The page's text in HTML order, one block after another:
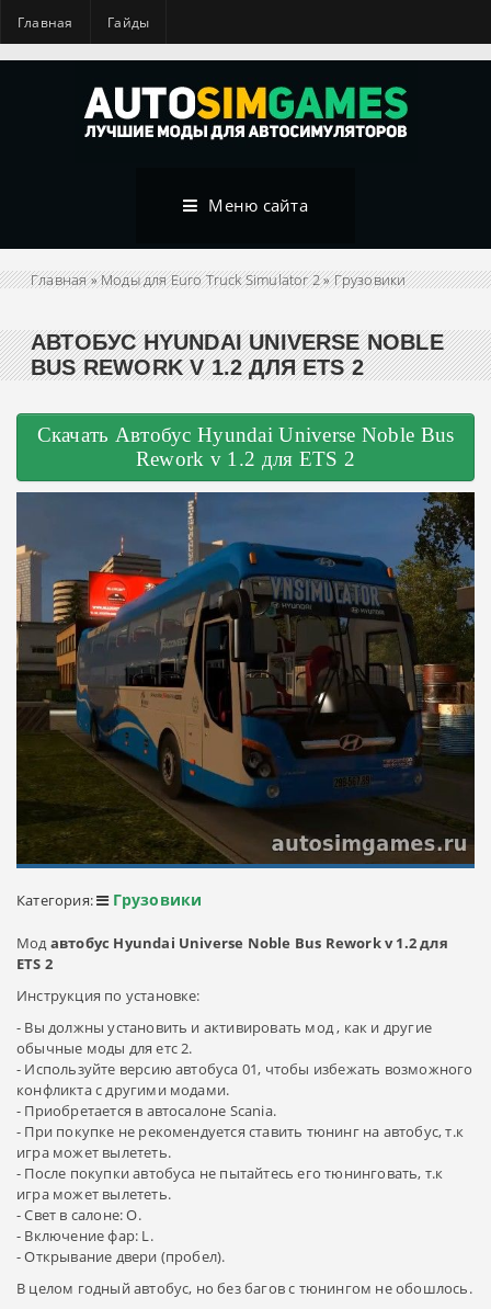
Главная Гайды
Меню сайта
Главная»Моды для Euro Truck Simulator 2»Грузовики
АВТОБУС HYUNDAI UNIVERSE NOBLE
BUS REWORK V 1.2 ДЛЯ ETS 2
Скачать Автобус Hyundai Universe Noble Bus
Rework v 1.2 для ETS 2
Категория: Грузовики
Модавтобус Hyundai Universe Noble Bus Rework v 1.2 для
ETS 2
Инструкция по установке:
- Вы должны установить и активировать мод , как и другие
обычные моды для етс 2.
- Используйте версию автобуса 01, чтобы избежать возможного
конфликта с другими модами.
- Приобретается в автосалоне Scania.
- При покупке не рекомендуется ставить тюнинг на автобус, т.к
игра может вылететь.
- После покупки автобуса не пытайтесь его тюнинговать, т.к
игра может вылететь.
- Свет в салоне: О.
- Включение фар: L.
- Открывание двери (пробел).
В целом годный автобус, но без багов с тюнингом не обошлось.